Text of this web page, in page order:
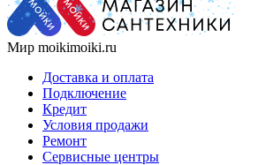
Мир moikimoiki.ru
Доставка и оплата
Подключение
Кредит
Условия продажи
Ремонт
Сервисные центры